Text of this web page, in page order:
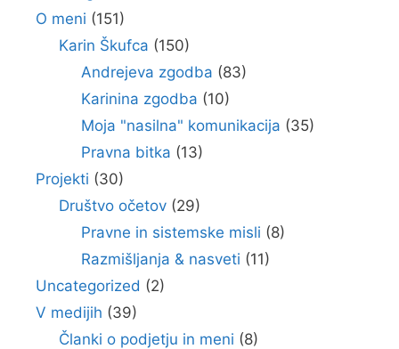
O meni (151)
Karin Škufca (150)
Andrejeva zgodba (83)
Karinina zgodba (10)
Moja "nasilna" komunikacija (35)
Pravna bitka (13)
Projekti (30)
Društvo očetov(29)
Pravne in sistemske misli (8)
Razmišljanja & nasveti (11)
Uncategorized (2)
V medijih (39)
Članki o podjetju in meni (8)